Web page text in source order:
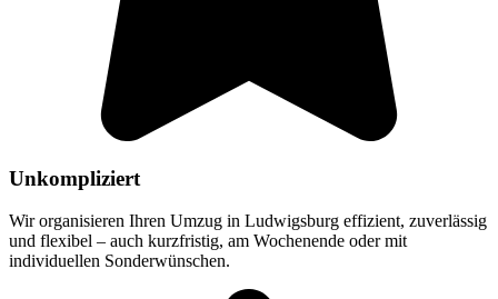
Unkompliziert
Wir organisieren Ihren Umzug in Ludwigsburg effizient, zuverlässig
und flexibel – auch kurzfristig, am Wochenende oder mit
individuellen Sonderwünschen.